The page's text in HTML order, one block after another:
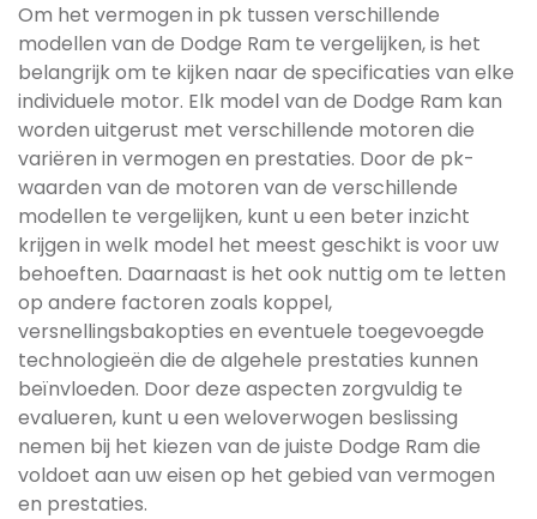
Om het vermogen in pk tussen verschillende
modellen van de Dodge Ram te vergelijken, is het
belangrijk om te kijken naar de specificaties van elke
individuele motor. Elk model van de Dodge Ram kan
worden uitgerust met verschillende motoren die
variëren in vermogen en prestaties. Door de pk-
waarden van de motoren van de verschillende
modellen te vergelijken, kunt u een beter inzicht
krijgen in welk model het meest geschikt is voor uw
behoeften. Daarnaast is het ook nuttig om te letten
op andere factoren zoals koppel,
versnellingsbakopties en eventuele toegevoegde
technologieën die de algehele prestaties kunnen
beïnvloeden. Door deze aspecten zorgvuldig te
evalueren, kunt u een weloverwogen beslissing
nemen bij het kiezen van de juiste Dodge Ram die
voldoet aan uw eisen op het gebied van vermogen
en prestaties.